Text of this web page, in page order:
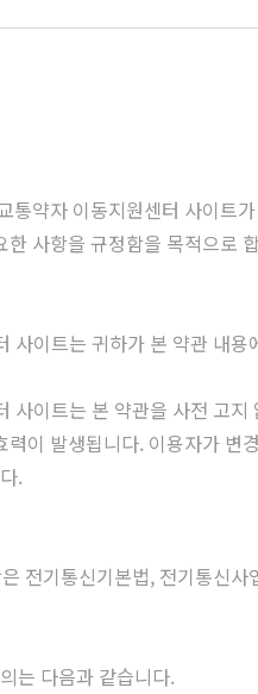
통약자 이동지원센터 사이트
사항을 규정함을 목적으로
사이트는 귀하가 본 약관 내
사이트는 본 약관을 사전 고
이 발생됩니다. 이용자가
.
전기통신기본법, 전기통신
는 다음과 같습니다.